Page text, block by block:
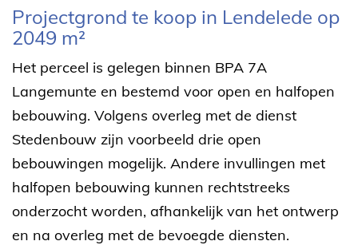
Omschrijving
Projectgrond te koop in Lendelede op
2049 m²
Het perceel is gelegen binnen BPA 7A
Langemunte en bestemd voor open en halfopen
bebouwing. Volgens overleg met de dienst
Stedenbouw zijn voorbeeld drie open
bebouwingen mogelijk. Andere invullingen met